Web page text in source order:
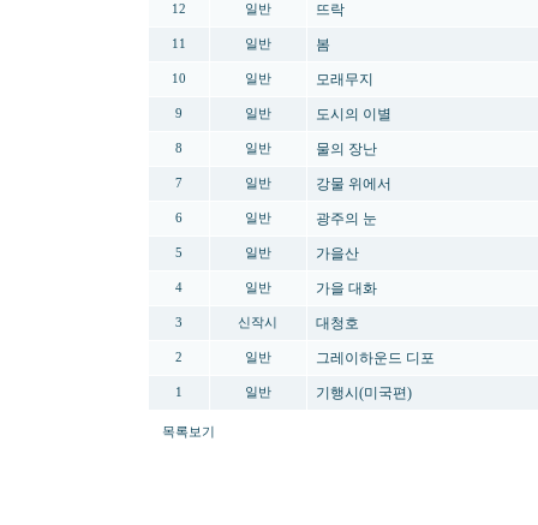
12 일반 뜨락
11 일반 봄
10 일반 모래무지
9 일반 도시의 이별
8 일반 물의 장난
7 일반 강물 위에서
6 일반 광주의 눈
5 일반 가을산
4 일반 가을 대화
3 신작시 대청호
2 일반 그레이하운드 디포
1 일반 기행시(미국편)
목록보기